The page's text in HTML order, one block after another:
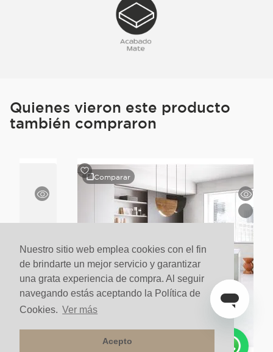
Nuestro sitio web emplea cookies con el fin
de brindarte un mejor servicio y garantizar
una grata experiencia de compra. Al seguir
navegando estás aceptando la Política de
Cookies. Ver más
Acepto
Quienes vieron este producto
también compraron
Comparar